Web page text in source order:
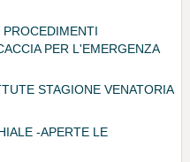
PER L'EMERGENZA
STAGIONE VENATORIA
-APERTE LE